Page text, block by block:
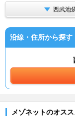
西武池
沿線・住所から探す
メゾネットのオス